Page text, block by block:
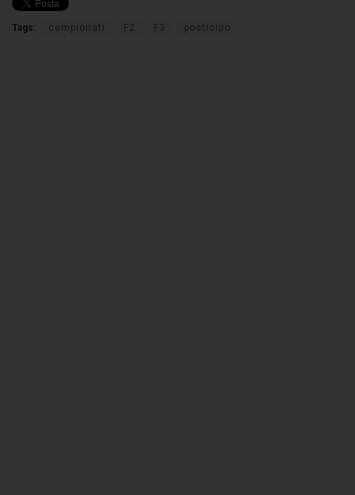
Tags: campionati F2 F3 posticipo